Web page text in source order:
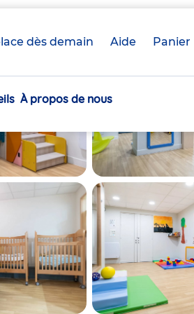
dès demain Aide Panier
À propos de nous